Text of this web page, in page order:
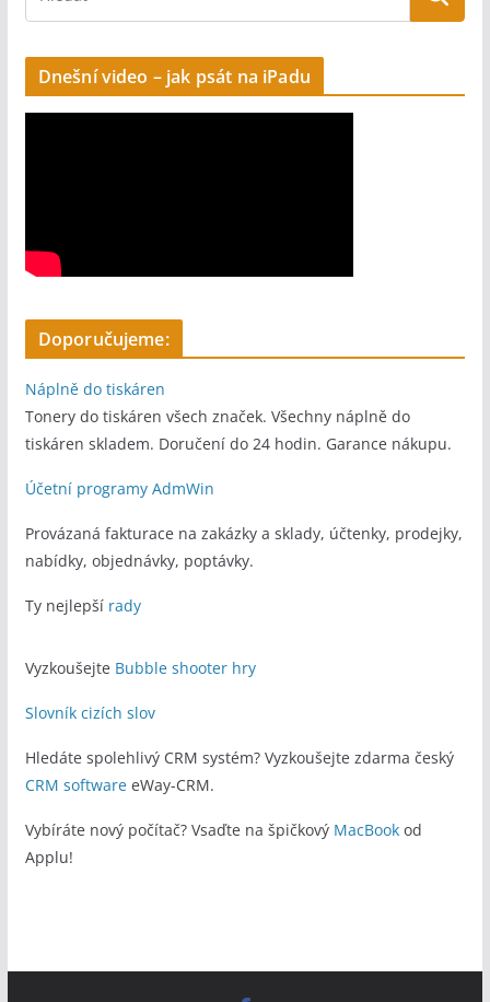
Dnešní video – jak psát na iPadu
Doporučujeme:
Náplně do tiskáren
Tonery do tiskáren všech značek. Všechny náplně do
tiskáren skladem. Doručení do 24 hodin. Garance nákupu.
Účetní programy AdmWin
Provázaná fakturace na zakázky a sklady, účtenky, prodejky,
nabídky, objednávky, poptávky.
Ty nejlepší rady
Vyzkoušejte Bubble shooter hry
Slovník cizích slov
Hledáte spolehlivý CRM systém? Vyzkoušejte zdarma český
CRM softwareeWay-CRM.
Vybíráte nový počítač? Vsaďte na špičkový MacBookod
Applu!